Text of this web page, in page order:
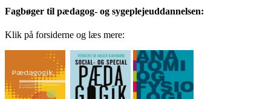
Fagbøger til pædagog- og sygeplejeuddannelsen:
Klik på forsiderne og læs mere: